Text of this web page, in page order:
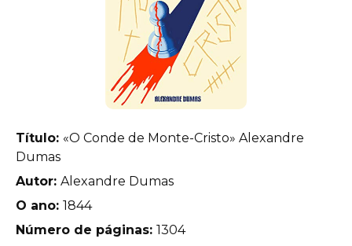
Título: «O Conde de Monte-Cristo» Alexandre
Dumas
Autor: Alexandre Dumas
O ano: 1844
Número de páginas: 1304